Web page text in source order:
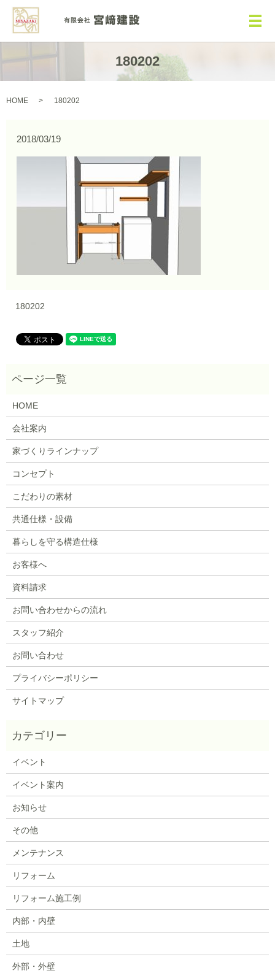
メ
180202
HOME 180202
2018/03/19
180202
HOME
会社案内
家づくりラインナップ
コンセプト
こだわりの素材
共通仕様・設備
暮らしを守る構造仕様
お客様へ
資料請求
お問い合わせからの流れ
スタッフ紹介
お問い合わせ
プライバシーポリシー
サイトマップ
イベント
イベント案内
お知らせ
その他
メンテナンス
リフォーム
リフォーム施工例
内部・内壁
土地
外部・外壁